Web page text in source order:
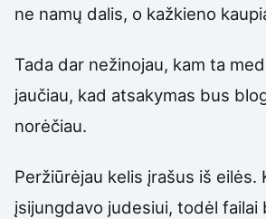
ne namų dalis, o kažkieno
Tada dar nežinojau, kam ta
jaučiau, kad atsakymas bus
norėčiau.
Peržiūrėjau kelis įrašus iš eilės.
įsijungdavo judesiui, todėl failai